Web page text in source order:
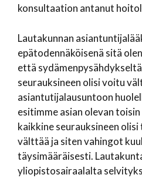
konsultaation antanut
Lautakunnan
epätodennäköisenä sitä
että
seurauksineen olisi voitu
asiantutijalausuntoon
esitimme asian olevan
kaikkine seurauksineen
välttää ja siten vahingot
täysimääräisesti.
yliopistosairaalalta